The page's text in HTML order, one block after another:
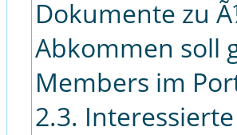
Dokumente zu
Abkommen soll
Members im
2.3.